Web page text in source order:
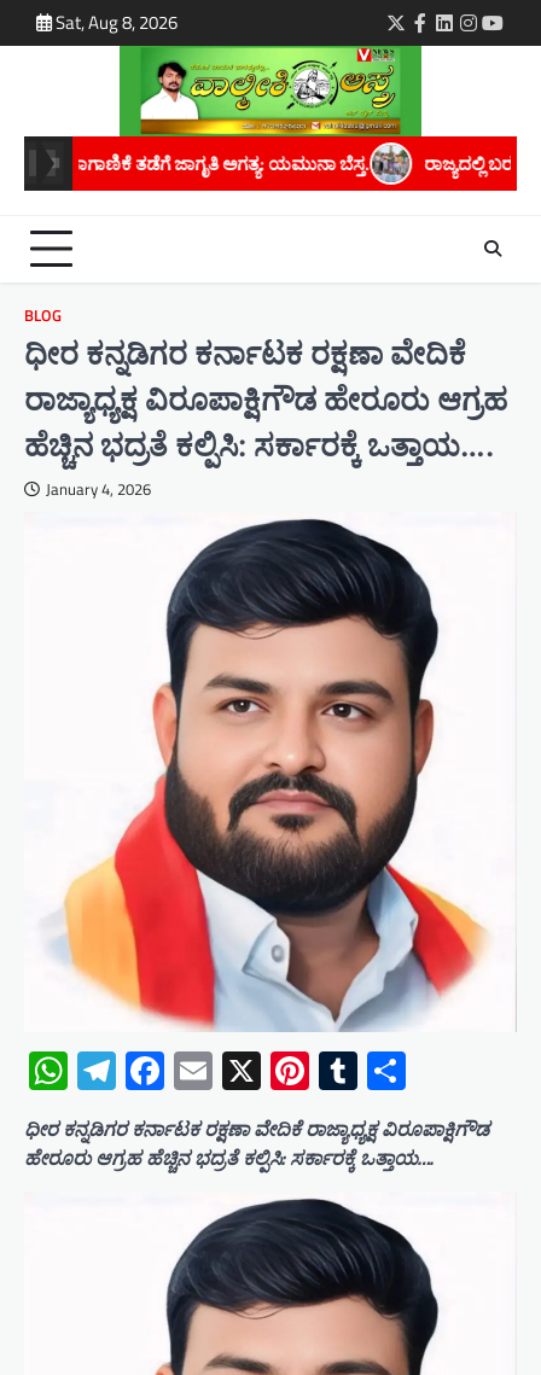
to
Sat, Aug 8, 2026 Twitter
Facebook
LinkedIn
ಯಮುನಾ ಬೆಸ್ತ. ರಾಜ್ಯದಲ್ಲಿ ಬರಗಾಲದ ಛಾಯೆ ಆವರಿಸಿದೆ; ಸರ್ಕಾರ
BLOG
ಧೀರ ಕನ್ನಡಿಗರ ಕರ್ನಾಟಕ ರಕ್ಷಣಾ ವೇದಿಕೆ
ರಾಜ್ಯಾಧ್ಯಕ್ಷ ವಿರೂಪಾಕ್ಷಿಗೌಡ ಹೇರೂರು ಆಗ್ರಹ
ಹೆಚ್ಚಿನ ಭದ್ರತೆ ಕಲ್ಪಿಸಿ: ಸರ್ಕಾರಕ್ಕೆ ಒತ್ತಾಯ….
January 4, 2026
WhatsApp
Telegram
Facebook
Email
X Pinterest
Tumblr
ಧೀರ ಕನ್ನಡಿಗರ ಕರ್ನಾಟಕ ರಕ್ಷಣಾ ವೇದಿಕೆ ರಾಜ್ಯಾಧ್ಯಕ್ಷ ವಿರೂಪಾಕ್ಷಿಗೌಡ
ಹೇರೂರು ಆಗ್ರಹ ಹೆಚ್ಚಿನ ಭದ್ರತೆ ಕಲ್ಪಿಸಿ: ಸರ್ಕಾರಕ್ಕೆ ಒತ್ತಾಯ….